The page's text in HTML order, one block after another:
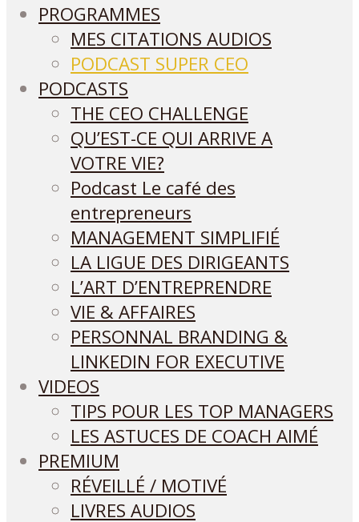
PROGRAMMES
MES CITATIONS AUDIOS
PODCAST SUPER CEO
PODCASTS
THE CEO CHALLENGE
QU’EST-CE QUI ARRIVE A
VOTRE VIE?
Podcast Le café des
entrepreneurs
MANAGEMENT SIMPLIFIÉ
LA LIGUE DES DIRIGEANTS
L’ART D’ENTREPRENDRE
VIE & AFFAIRES
PERSONNAL BRANDING &
LINKEDIN FOR EXECUTIVE
VIDEOS
TIPS POUR LES TOP MANAGERS
LES ASTUCES DE COACH AIMÉ
PREMIUM
RÉVEILLÉ / MOTIVÉ
LIVRES AUDIOS